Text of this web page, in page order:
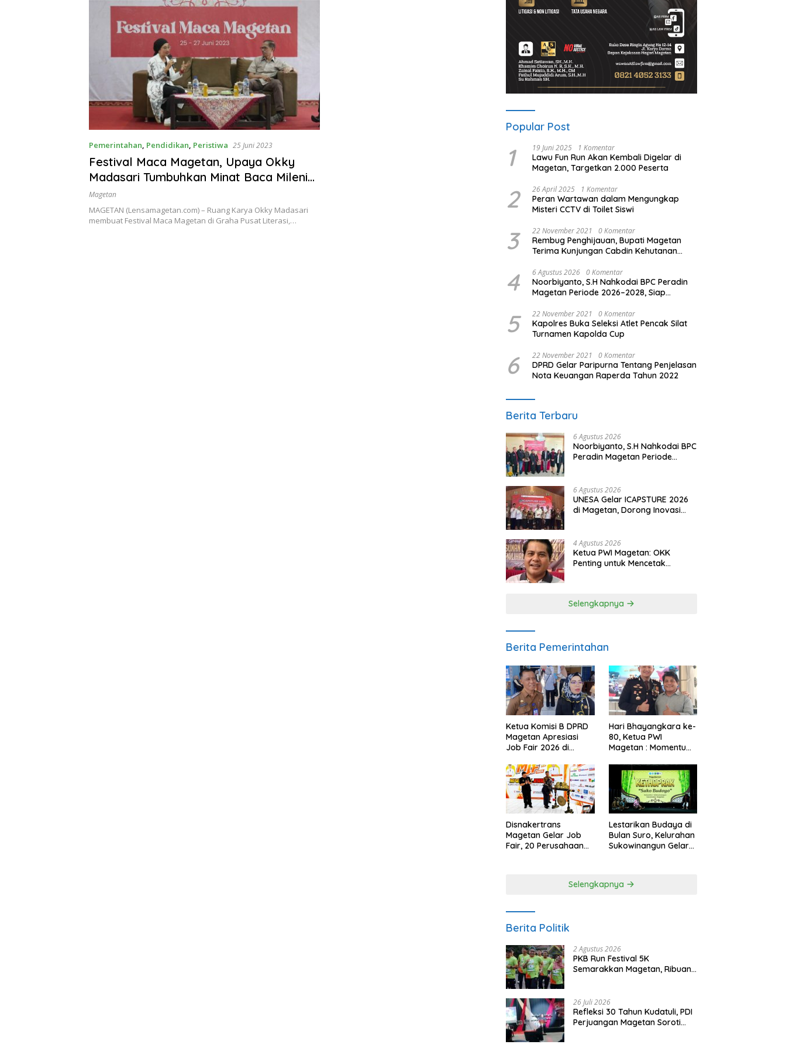
Pemerintahan, Pendidikan, Peristiwa 25 Juni 2023
Festival Maca Magetan, Upaya Okky
Madasari Tumbuhkan Minat Baca Milenial
Magetan
Magetan
MAGETAN (Lensamagetan.com) – Ruang Karya Okky Madasari
membuat Festival Maca Magetan di Graha Pusat Literasi,…
Popular Post
1 19 Juni 2025 1 Komentar
Lawu Fun Run Akan Kembali Digelar di
Magetan, Targetkan 2.000 Peserta
2 26 April 2025 1 Komentar
Peran Wartawan dalam Mengungkap
Misteri CCTV di Toilet Siswi
3 22 November 2021 0 Komentar
Rembug Penghijauan, Bupati Magetan
Terima Kunjungan Cabdin Kehutanan
4 6 Agustus 2026 0 Komentar
Noorbiyanto, S.H Nahkodai BPC Peradin
Magetan Periode 2026–2028, Siap
5 22 November 2021 0 Komentar
Kapolres Buka Seleksi Atlet Pencak Silat
Turnamen Kapolda Cup
6 22 November 2021 0 Komentar
DPRD Gelar Paripurna Tentang Penjelasan
Nota Keuangan Raperda Tahun 2022
Berita Terbaru
6 Agustus 2026
Noorbiyanto, S.H Nahkodai BPC
Peradin Magetan Periode
6 Agustus 2026
UNESA Gelar ICAPSTURE 2026
di Magetan, Dorong Inovasi
4 Agustus 2026
Ketua PWI Magetan: OKK
Penting untuk Mencetak
Selengkapnya
Berita Pemerintahan
Ketua Komisi B DPRD
Magetan Apresiasi
Job Fair 2026 di
Anggaran
Hari Bhayangkara ke-
80, Ketua PWI
Magetan : Momentum
Kepercayaan Publik
Disnakertrans
Magetan Gelar Job
Fair, 20 Perusahaan
Lestarikan Budaya di
Bulan Suro, Kelurahan
Sukowinangun Gelar
Selengkapnya
Berita Politik
2 Agustus 2026
PKB Run Festival 5K
Semarakkan Magetan, Ribuan
26 Juli 2026
Refleksi 30 Tahun Kudatuli, PDI
Perjuangan Magetan Soroti